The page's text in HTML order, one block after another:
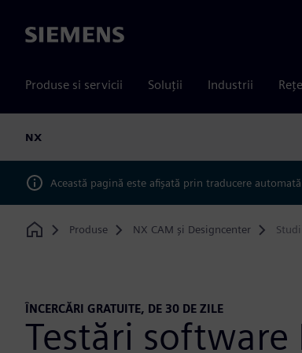
Siemens
Produse si servicii Soluții Industrii
NX
Această pagină este afișată prin traducere
Home
Produse NX CAM și Designcenter
ÎNCERCĂRI GRATUITE, DE 30 DE ZILE
Testări software